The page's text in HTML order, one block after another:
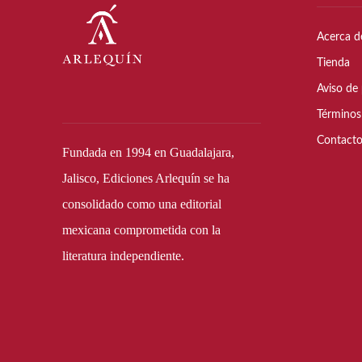
Fundada en 1994 en Guadalajara,
Jalisco, Ediciones Arlequín se ha
consolidado como una editorial
mexicana comprometida con la
literatura independiente.
Acerca
Tienda
Aviso de
Contacto